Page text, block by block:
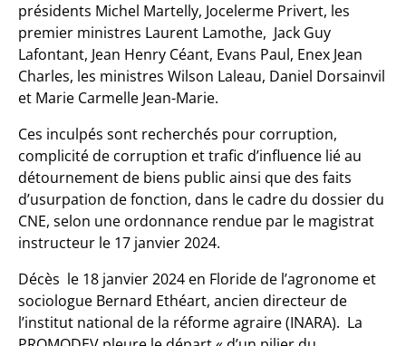
présidents Michel Martelly, Jocelerme Privert, les
premier ministres Laurent Lamothe, Jack Guy
Lafontant, Jean Henry Céant, Evans Paul, Enex Jean
Charles, les ministres Wilson Laleau, Daniel Dorsainvil
et Marie Carmelle Jean-Marie.
Ces inculpés sont recherchés pour corruption,
complicité de corruption et trafic d’influence lié au
détournement de biens public ainsi que des faits
d’usurpation de fonction, dans le cadre du dossier du
CNE, selon une ordonnance rendue par le magistrat
instructeur le 17 janvier 2024.
Décès le 18 janvier 2024 en Floride de l’agronome et
sociologue Bernard Ethéart, ancien directeur de
l’institut national de la réforme agraire (INARA). La